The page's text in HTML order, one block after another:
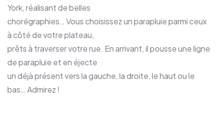
York, réalisant de belles
chorégraphies… Vous choisissez un parapluie parmi ceux
à côté de votre plateau,
prêts à traverser votre rue. En arrivant, il pousse une ligne
de parapluie et en éjecte
un déjà présent vers la gauche, la droite, le haut ou le
bas… Admirez !